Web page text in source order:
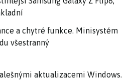
a chytré funkce. Minisystém
všestranný
aktualizacemi Windows.